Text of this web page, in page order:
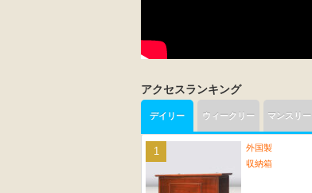
アクセスランキング
デイリー
外国製
収納箱
ウィークリー マンスリー